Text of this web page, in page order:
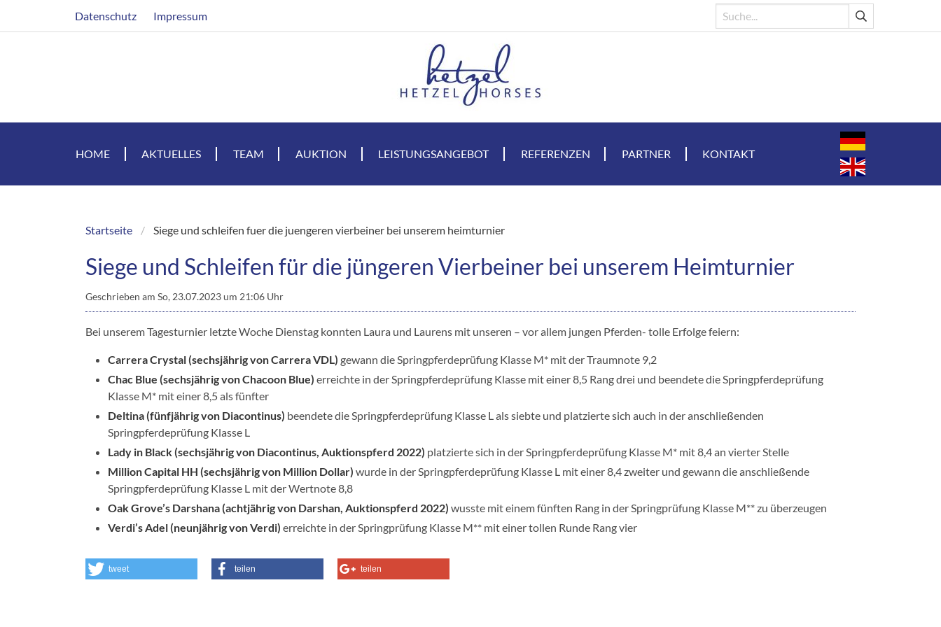
Datenschutz Impressum
HOME AKTUELLES TEAM AUKTION LEISTUNGSANGEBOT REFERENZEN PARTNER KONTAKT
Breadcrumb
Startseite Siege und schleifen fuer die juengeren vierbeiner bei unserem heimturnier
Siege und Schleifen für die jüngeren Vierbeiner bei unserem Heimturnier
Geschrieben am So, 23.07.2023 um 21:06 Uhr
Bei unserem Tagesturnier letzte Woche Dienstag konnten Laura und Laurens mit unseren – vor allem jungen Pferden- tolle Erfolge feiern:
Carrera Crystal (sechsjährig von Carrera VDL) gewann die Springpferdeprüfung Klasse M* mit der Traumnote 9,2
Chac Blue (sechsjährig von Chacoon Blue) erreichte in der Springpferdeprüfung Klasse mit einer 8,5 Rang drei und beendete die Springpferdeprüfung
Klasse M* mit einer 8,5 als fünfter
Deltina (fünfjährig von Diacontinus) beendete die Springpferdeprüfung Klasse L als siebte und platzierte sich auch in der anschließenden
Springpferdeprüfung Klasse L
Lady in Black (sechsjährig von Diacontinus, Auktionspferd 2022) platzierte sich in der Springpferdeprüfung Klasse M* mit 8,4 an vierter Stelle
Million Capital HH (sechsjährig von Million Dollar) wurde in der Springpferdeprüfung Klasse L mit einer 8,4 zweiter und gewann die anschließende
Springpferdeprüfung Klasse L mit der Wertnote 8,8
Oak Grove’s Darshana (achtjährig von Darshan, Auktionspferd 2022) wusste mit einem fünften Rang in der Springprüfung Klasse M** zu überzeugen
Verdi’s Adel (neunjährig von Verdi) erreichte in der Springprüfung Klasse M** mit einer tollen Runde Rang vier
tweet teilen teilen